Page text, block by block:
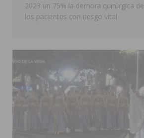
2023 un 75% la demora quirúrgica de
los pacientes con riesgo vital